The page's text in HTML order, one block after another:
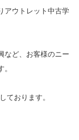
アウトレット中古学
など、お客様のニー
ております。